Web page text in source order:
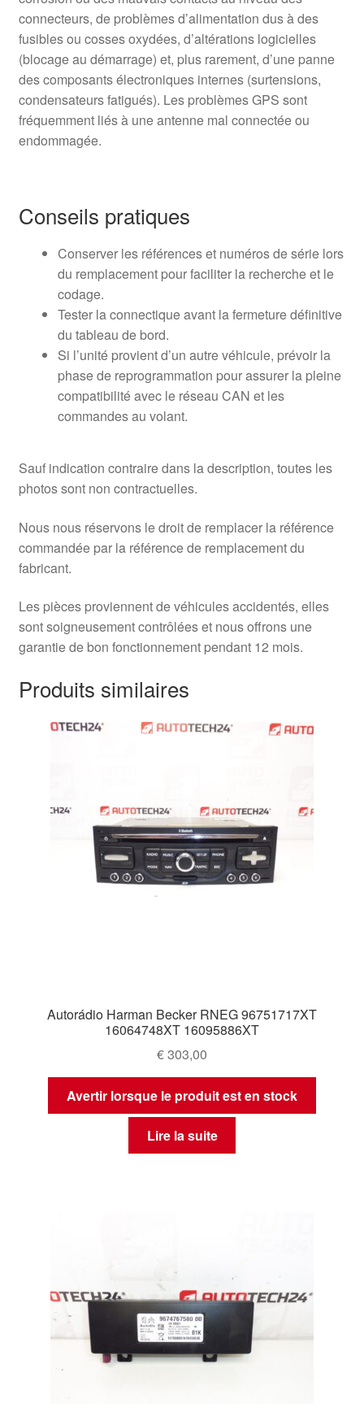
connecteurs, de problèmes d’alimentation dus à des
fusibles ou cosses oxydées, d’altérations logicielles
(blocage au démarrage) et, plus rarement, d’une panne
des composants électroniques internes (surtensions,
condensateurs fatigués). Les problèmes GPS sont
fréquemment liés à une antenne mal connectée ou
endommagée.
Conseils pratiques
Conserver les références et numéros de série lors
du remplacement pour faciliter la recherche et le
codage.
Tester la connectique avant la fermeture définitive
du tableau de bord.
Si l’unité provient d’un autre véhicule, prévoir la
phase de reprogrammation pour assurer la pleine
compatibilité avec le réseau CAN et les
commandes au volant.
Sauf indication contraire dans la description, toutes les
photos sont non contractuelles.
Nous nous réservons le droit de remplacer la référence
commandée par la référence de remplacement du
fabricant.
Les pièces proviennent de véhicules accidentés, elles
sont soigneusement contrôlées et nous offrons une
garantie de bon fonctionnement pendant 12 mois.
Produits similaires
Autorádio Harman Becker RNEG 96751717XT
16064748XT 16095886XT
€303,00
Avertir lorsque le produit est en stock
Lire la suite